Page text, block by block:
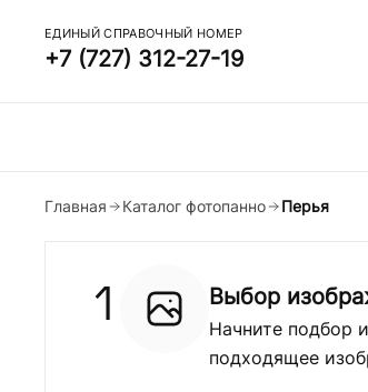
ЕДИНЫЙ СПРАВОЧНЫЙ НОМЕР
+7 (727) 312-27-19
Главная Каталог фотопанно Перья
1 Выбор
Начните подбор
подходящее